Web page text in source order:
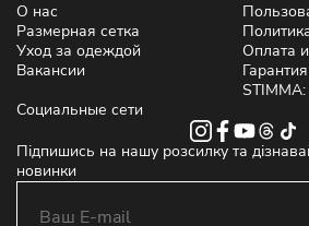
О нас
Размерная сетка
Уход за одеждой
Вакансии
Оплата
Социальные сети
Підпишись на нашу розсилку та
новинки